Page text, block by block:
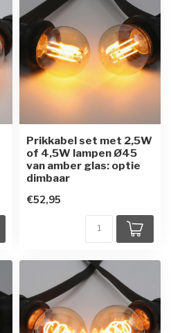
Prikkabel set met 2,5W
of 4,5W lampen Ø45
van amber glas: optie
dimbaar
€52,95